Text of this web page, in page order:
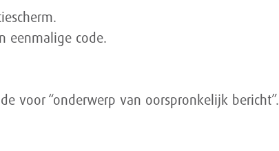
eenmalige code.
voor “onderwerp van oorspronkelijk bericht”.